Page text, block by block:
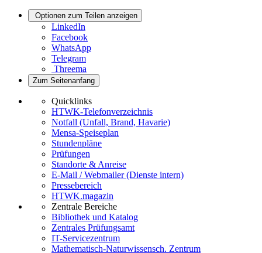
Optionen zum Teilen anzeigen
LinkedIn
Facebook
WhatsApp
Telegram
Threema
Zum Seitenanfang
Quicklinks
HTWK-Telefonverzeichnis
Notfall (Unfall, Brand, Havarie)
Mensa-Speiseplan
Stundenpläne
Prüfungen
Standorte & Anreise
E-Mail / Webmailer (Dienste intern)
Pressebereich
HTWK.magazin
Zentrale Bereiche
Bibliothek und Katalog
Zentrales Prüfungsamt
IT-Servicezentrum
Mathematisch-Naturwissensch. Zentrum